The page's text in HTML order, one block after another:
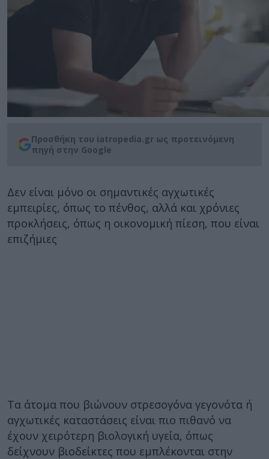
Προσθήκη του iatropedia.gr ως προτεινόμενη
πηγή στην Google
Δεν είναι μόνο οι σημαντικές αγχωτικές
εμπειρίες, όπως το πένθος, αλλά και χρόνιες
προκλήσεις, όπως η οικονομική πίεση, που είναι
επιζήμιες
Τα άτομα που βιώνουν στρεσογόνα γεγονότα ή
αγχωτικές καταστάσεις είναι πιο πιθανό να
έχουν χειρότερη βιολογική υγεία, όπως
δείχνουν βιοδείκτες που εμπλέκονται στην